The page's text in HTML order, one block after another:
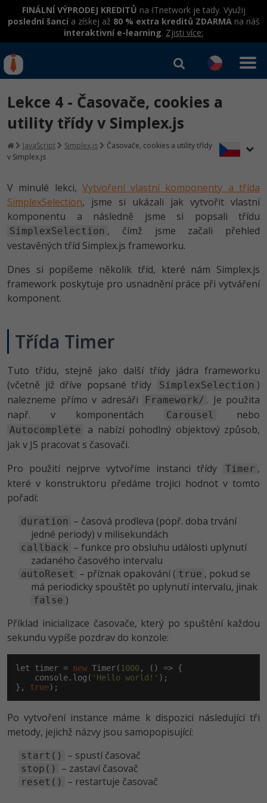
FINÁLNÍ VÝPRODEJ KREDITŮ na ITnetwork je tady. Využij
poslední šanci a získej až 80 % extra kreditů ZDARMAna náš
interaktivní e-learning. Zjisti více:
Rekvalifikace a kurzy
hrazené úřadem práce
Workshopy zdarma
Datová analýza v praxi
Školení
Základy programování
Objektové programování - OOP
HTML5, CSS3, Bootstrap, SEO
Testování a verzování
UML a návrhové vzory
React
Spring
Django
Školení dle technologií
C# .NET
Java
PHP
Python
HTML / CSS
UML a návrhové vzory
MySQL/MariaDB
SQLite
Kurzy IT profesí
Programátor WWW aplikací
Senior programátor
Front-end developer
Vývojář mobilních aplikací
Specialista na AI a bigdata
C# Game developer
Tester
Systémový administrátor
Grafik / UX/UI návrhář
3D grafik
Databázový analytik
Copywriter
WordPress specialista
Jak začít?
Java -80%
C#.NET -80%
Python -80%
PHP
Swift -80%
Kotlin -80%
C -80%
VB.NET
Návrh SW -80%
Algoritmy -41%
Umělá inteligence (AI) -10%
Více
Fórum
Testování softwaru
Datová analýza
Digitální gramotnost
Kurzy designu
HTML/CSS -80%
Photoshop -80%
Příběhy absolventů
Blog
Přihlásit se | Registrovat
Lekce 4 - Časovače, cookies a
utility třídy v Simplex.js
JavaScript Simplex.js
Časovače, cookies a utility třídy
v Simplex.js
V minulé lekci, Vytvoření vlastní komponenty a třída
SimplexSelection, jsme si ukázali jak vytvořit vlastní
komponentu a následně jsme si popsali třídu
SimplexSelection , čímž jsme začali přehled
vestavěných tříd Simplex.js frameworku.
Dnes si popíšeme několik tříd, které nám Simplex.js
framework poskytuje pro usnadnění práce při vytváření
komponent.
Třída Timer
Tuto třídu, stejně jako další třídy jádra frameworku
(včetně již dříve popsané třídy
SimplexSelection )
nalezneme přímo v adresáři
Framework/ . Je použita
např. v komponentách
Carousel nebo
Autocomplete
a nabízí pohodlný objektový způsob,
jak v JS pracovat s časovači.
Pro použití nejprve vytvoříme instanci třídy
Timer ,
které v konstruktoru předáme trojici hodnot v tomto
pořadí:
duration – časová prodleva (popř. doba trvání
jedné periody) v milisekundách
callback – funkce pro obsluhu události uplynutí
zadaného časového intervalu
autoReset – příznak opakování ( true , pokud se
má periodicky spouštět po uplynutí intervalu, jinak
false )
Příklad inicializace časovače, který po spuštění každou
sekundu vypíše pozdrav do konzole:
let timer = new Timer( 1000, () => {
    console.log(
'Hello world!' );
}, true);
Po vytvoření instance máme k dispozici následující tři
metody, jejichž názvy jsou samopopisující:
start() – spustí časovač
stop() – zastaví časovač
reset() – restartuje časovač